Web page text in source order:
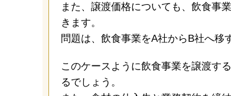
また、譲渡価格についても、飲食事
きます。
問題は、飲食事業をA社からB社へ移
このケースように飲食事業を譲渡す
るでしょう。